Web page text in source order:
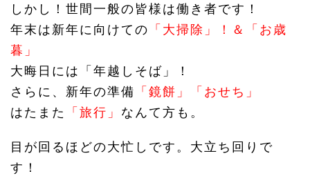
しかし！世間一般の皆様は働き者です！
年末は新年に向けての 「大掃除」！＆「お歳
暮」
大晦日には「年越しそば」！
さらに、新年の準備 「鏡餅」「おせち」
はたまた
「旅行」 なんて方も。
目が回るほどの大忙しです。大立ち回りで
す！